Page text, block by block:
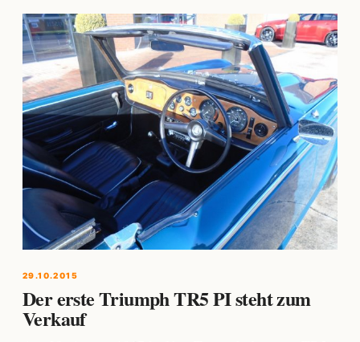
29.10.2015
Der erste Triumph TR5 PI steht zum
Verkauf